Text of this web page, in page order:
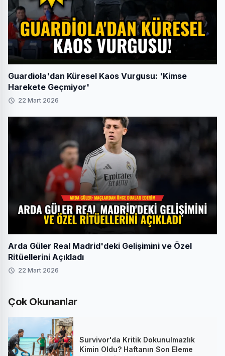
Guardiola'dan Küresel Kaos Vurgusu: 'Kimse
Harekete Geçmiyor'
22 Mart 2026
Arda Güler Real Madrid'deki Gelişimini ve Özel
Ritüellerini Açıkladı
22 Mart 2026
Çok Okunanlar
Survivor'da Kritik Dokunulmazlık
Kimin Oldu? Haftanın Son Eleme